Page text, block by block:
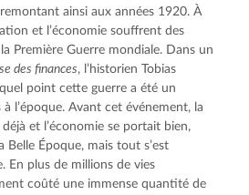
ainsi aux années 1920. À
et l’économie souffrent des
Première Guerre mondiale. Dans un
des finances, l’historien Tobias
point cette guerre a été un
l’époque. Avant cet événement, la
et l’économie se portait bien,
Belle Époque, mais tout s’est
En plus de millions de vies
coûté une immense quantité de